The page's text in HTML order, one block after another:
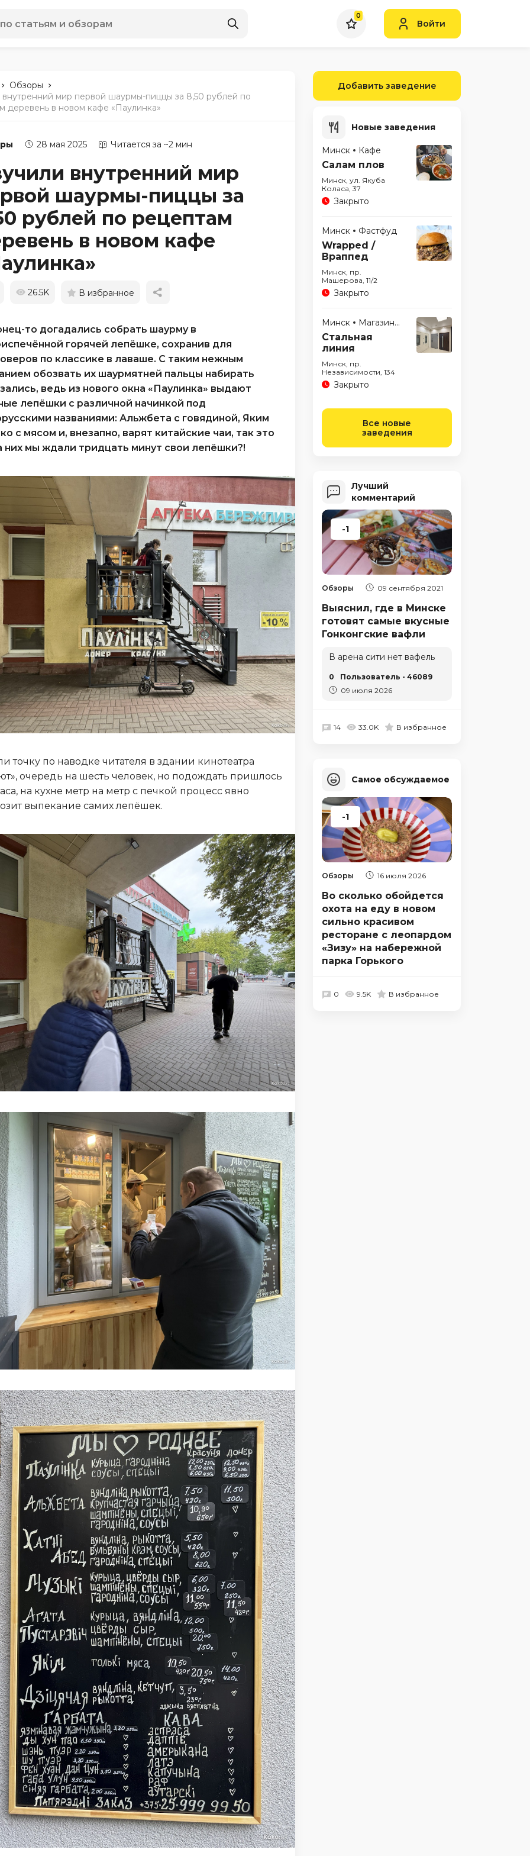
0
Войти
- Обзоры -
внутренний мир первой шаурмы-пиццы за 8,50 рублей по
деревень в новом кафе «Паулинка»
28 мая 2025 Читается за ~2 мин
внутренний мир
шаурмы-пиццы за
рублей по рецептам
в новом кафе
26.5K В избранное
то догадались собрать шаурму в
горячей лепёшке, сохранив для
по классике в лаваше. С таким нежным
обозвать их шаурмятней пальцы набирать
ведь из нового окна «Паулинка» выдают
лепёшки с различной начинкой под
названиями: Альжбета с говядиной, Яким
с мясом и, внезапно, варят китайские чаи, так это
них мы ждали тридцать минут свои лепёшки?!
точку по наводке читателя в здании кинотеатра
очередь на шесть человек, но подождать пришлось
на кухне метр на метр с печкой процесс явно
выпекание самих лепёшек.
Добавить заведение
Новые заведения
Минск Кафе
Салам плов
Минск, ул. Якуба
Коласа, 37
Закрыто
Минск Фастфуд
Wrapped /
Враппед
Минск, пр.
Машерова, 11/2
Закрыто
Минск Магазины
Стальная
линия
Минск, пр.
Независимости, 134
Закрыто
Все новые
заведения
Лучший
комментарий
-1
Обзоры 09 сентября 2021
Выяснил, где в Минске
готовят самые вкусные
Гонконгские вафли
В арена сити нет вафель
0
Пользователь - 46089
09 июля 2026
14 33.0K В избранное
Самое обсуждаемое
-1
Обзоры 16 июля 2026
Во сколько обойдется
охота на еду в новом
сильно красивом
ресторане с леопардом
«Зизу» на набережной
парка Горького
0 9.5K В избранное